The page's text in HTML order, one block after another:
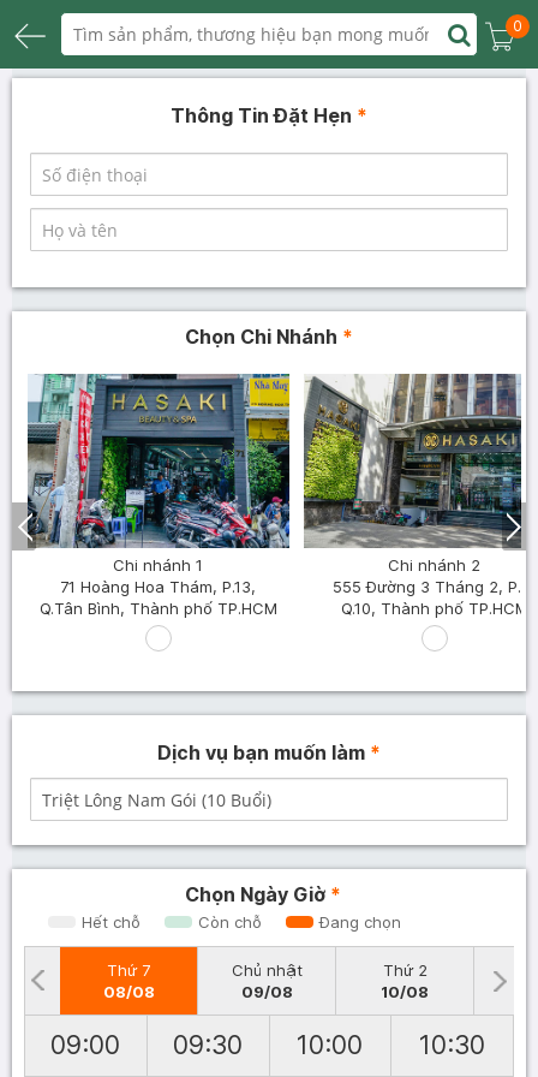
0
Thông Tin Đặt Hẹn *
Chọn Chi Nhánh *
Chi nhánh 1
71 Hoàng Hoa Thám, P.13,
Q.Tân Bình, Thành phố TP.HCM
Chi nhánh 2
555 Đường 3 Tháng 2, P.8,
Q.10, Thành phố TP.HCM
Dịch vụ bạn muốn làm *
Chọn Ngày Giờ *
Hết chỗ Còn chỗ Đang chọn
Thứ 7
08/08
Chủ nhật
09/08
Thứ 2
10/08
09:00 09:30 10:00 10:30